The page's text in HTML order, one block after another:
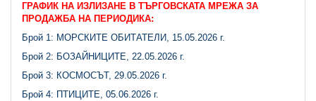
ГРАФИК НА ИЗЛИЗАНЕ В ТЪРГОВСКАТА МРЕЖА ЗА
ПРОДАЖБА НА ПЕРИОДИКА:
Брой 1: МОРСКИТЕ ОБИТАТЕЛИ, 15.05.2026 г.
Брой 2: БОЗАЙНИЦИТЕ, 22.05.2026 г.
Брой 3: КОСМОСЪТ, 29.05.2026 г.
Брой 4: ПТИЦИТЕ, 05.06.2026 г.